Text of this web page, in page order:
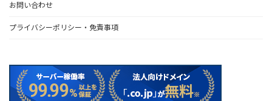
お問い合わせ
プライバシーポリシー・免責事項